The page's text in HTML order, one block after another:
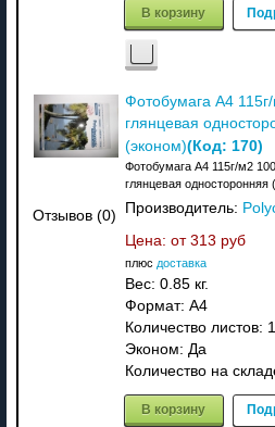
В корзину
Отзывов (0)
Фотобумага A4 115г/
глянцевая
(эконом)(Код: 170)
Фотобумага A4 115г/м2 100
глянцевая односторонняя
Производитель:
Цена: от 313 руб
плюс доставка
Вес: 0.85 кг.
Формат: A4
Количество листов:
Эконом: Да
Количество на
В корзину